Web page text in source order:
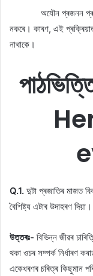
অযৌন প্ৰজনন
নকৰে। কাৰণ, এই
নাথাকে।
Q.1. দুটা প্ৰজাতিৰ মাজত
বৈশিষ্ট্য এটাৰ উদাহৰণ দিয়া।
উত্তৰঃ- বিভিন্ন জীৱৰ
থকা ওচৰ সম্পৰ্ক নিৰ্ধাৰণ
একেধৰণৰ চৰিত্ৰ কিছুমান